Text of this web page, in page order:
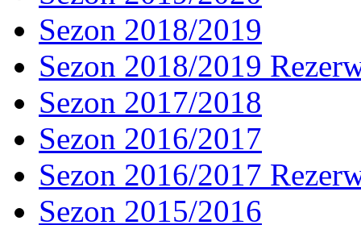
Sezon 2018/2019
Sezon 2018/2019
Sezon 2017/2018
Sezon 2016/2017
Sezon 2016/2017
Sezon 2015/2016